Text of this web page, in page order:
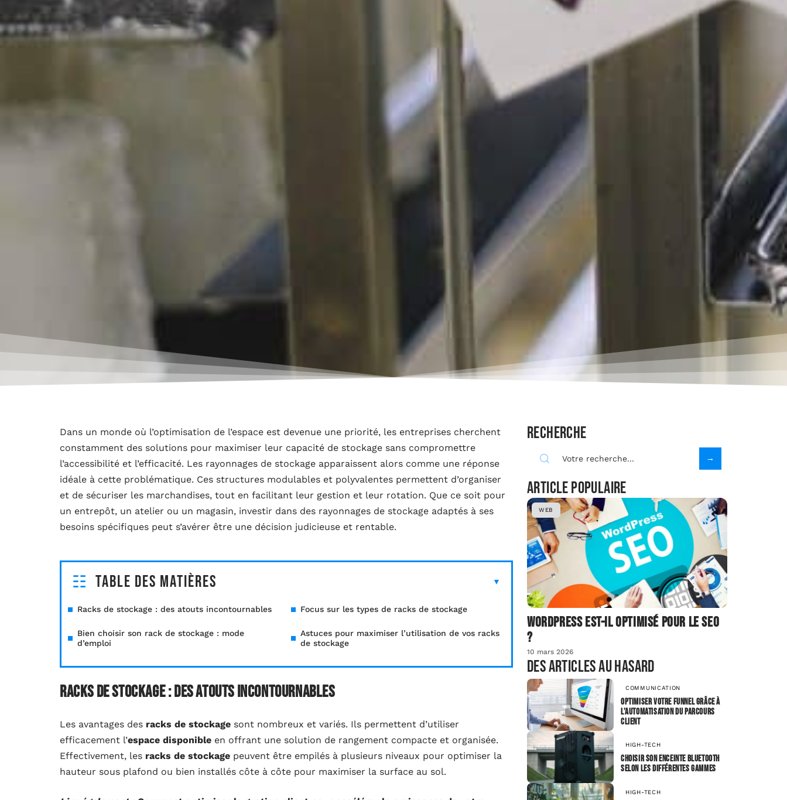
Dans un monde où l’optimisation de l’espace est devenue une priorité, les entreprises cherchent
constamment des solutions pour maximiser leur capacité de stockage sans compromettre
l’accessibilité et l’efficacité. Les rayonnages de stockage apparaissent alors comme une réponse
idéale à cette problématique. Ces structures modulables et polyvalentes permettent d’organiser
et de sécuriser les marchandises, tout en facilitant leur gestion et leur rotation. Que ce soit pour
un entrepôt, un atelier ou un magasin, investir dans des rayonnages de stockage adaptés à ses
besoins spécifiques peut s’avérer être une décision judicieuse et rentable.
Table des matières
Racks de stockage : des atouts incontournables Focus sur les types de racks de stockage
Bien choisir son rack de stockage : mode
d’emploi
Astuces pour maximiser l’utilisation de vos racks
de stockage
Racks de stockage : des atouts incontournables
Les avantages des racks de stockage sont nombreux et variés. Ils permettent d’utiliser
efficacement l’espace disponible en offrant une solution de rangement compacte et organisée.
Effectivement, les racks de stockage peuvent être empilés à plusieurs niveaux pour optimiser la
hauteur sous plafond ou bien installés côte à côte pour maximiser la surface au sol.
Recherche
Article populaire
WEB
Wordpress est-il optimisé pour le SEO
?
10 mars 2026
Des articles au hasard
COMMUNICATION
Optimiser votre funnel grâce à
l’automatisation du parcours
client
HIGH-TECH
Choisir son enceinte Bluetooth
selon les différentes gammes
HIGH-TECH